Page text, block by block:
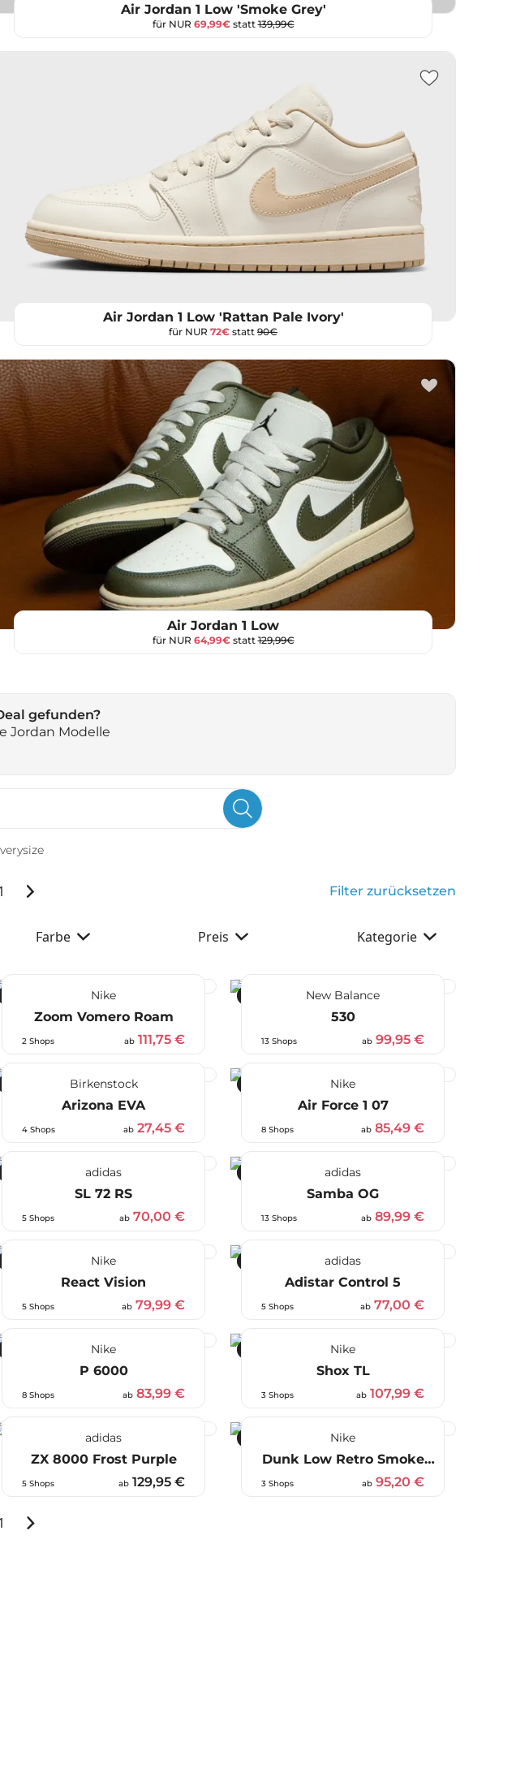
Air Jordan 1 Low 'Smoke Grey'
für NUR 69,99€statt139,99€
Air Jordan 1 Low 'Rattan Pale Ivory'
für NUR 72€ statt 90€
Air Jordan 1 Low
für NUR 64,99€statt129,99€
gefunden?
Jordan Modelle
Filter zurücksetzen
Farbe Preis Kategorie
Nike
Zoom Vomero Roam
2 Shops ab 111,75 €
New Balance
530
13 Shops ab 99,95 €
Birkenstock
Arizona EVA
4 Shops ab 27,45 €
Nike
Air Force 1 07
8 Shops ab 85,49 €
adidas
SL 72 RS
5 Shops ab 70,00 €
adidas
Samba OG
13 Shops ab 89,99 €
Nike
React Vision
5 Shops ab 79,99 €
adidas
Adistar Control 5
5 Shops ab 77,00 €
Nike
P 6000
8 Shops ab 83,99 €
Nike
Shox TL
3 Shops ab 107,99 €
adidas
ZX 8000 Frost Purple
5 Shops ab 129,95 €
Nike
Dunk Low Retro Smoke
3 Shops ab 95,20 €